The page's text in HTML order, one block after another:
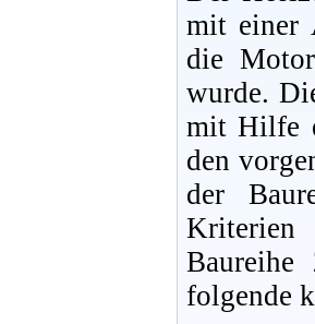
mit einer
die
wurde.
mit Hilfe
den
der
Kriterien
folgende